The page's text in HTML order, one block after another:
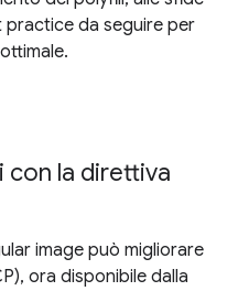
practice da seguire per
con la direttiva
image può migliorare
ora disponibile dalla